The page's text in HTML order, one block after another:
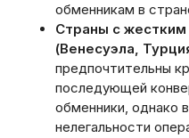
обменникам в
Страны с
(Венесуэла,
предпочтительны
последующей
обменники, однако
нелегальности